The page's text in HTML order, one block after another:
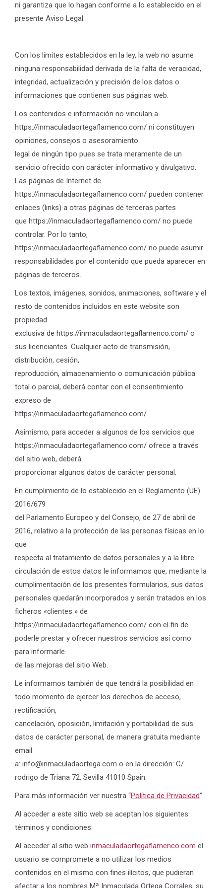
ni garantiza que lo hagan conforme a lo establecido en el
presente Aviso Legal.
Con los límites establecidos en la ley, la web no asume
ninguna responsabilidad derivada de la falta de veracidad,
integridad, actualización y precisión de los datos o
informaciones que contienen sus páginas web.
Los contenidos e información no vinculan a
https://inmaculadaortegaflamenco.com/ ni constituyen
opiniones, consejos o asesoramiento
legal de ningún tipo pues se trata meramente de un
servicio ofrecido con carácter informativo y divulgativo.
Las páginas de Internet de
https://inmaculadaortegaflamenco.com/ pueden contener
enlaces (links) a otras páginas de terceras partes
que https://inmaculadaortegaflamenco.com/ no puede
controlar. Por lo tanto,
https://inmaculadaortegaflamenco.com/ no puede asumir
responsabilidades por el contenido que pueda aparecer en
páginas de terceros.
Los textos, imágenes, sonidos, animaciones, software y el
resto de contenidos incluidos en este website son
propiedad
exclusiva de https://inmaculadaortegaflamenco.com/ o
sus licenciantes. Cualquier acto de transmisión,
distribución, cesión,
reproducción, almacenamiento o comunicación pública
total o parcial, deberá contar con el consentimiento
expreso de
https://inmaculadaortegaflamenco.com/
Asimismo, para acceder a algunos de los servicios que
https://inmaculadaortegaflamenco.com/ ofrece a través
del sitio web, deberá
proporcionar algunos datos de carácter personal.
En cumplimiento de lo establecido en el Reglamento (UE)
2016/679
del Parlamento Europeo y del Consejo, de 27 de abril de
2016, relativo a la protección de las personas físicas en lo
que
respecta al tratamiento de datos personales y a la libre
circulación de estos datos le informamos que, mediante la
cumplimentación de los presentes formularios, sus datos
personales quedarán incorporados y serán tratados en los
ficheros «clientes » de
https://inmaculadaortegaflamenco.com/ con el fin de
poderle prestar y ofrecer nuestros servicios así como
para informarle
de las mejoras del sitio Web.
Le informamos también de que tendrá la posibilidad en
todo momento de ejercer los derechos de acceso,
rectificación,
cancelación, oposición, limitación y portabilidad de sus
datos de carácter personal, de manera gratuita mediante
email
a: info@inmaculadaortega.com o en la dirección: C/
rodrigo de Triana 72, Sevilla 41010 Spain.
Para más información ver nuestra “Política de Privacidad”.
Al acceder a este sitio web se aceptan los siguientes
términos y condiciones:
Al acceder al sitio web inmaculadaortegaflamenco.com el
usuario se compromete a no utilizar los medios
contenidos en el mismo con fines ilícitos, que pudieran
afectar a los nombres Mª Inmaculada Ortega Corrales, su